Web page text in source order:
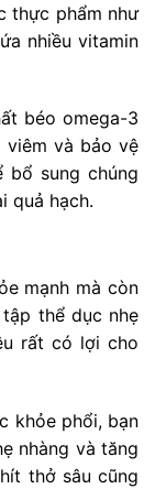
thực phẩm như
nhiều vitamin
béo omega-3
viêm và bảo vệ
bổ sung chúng
quả hạch.
mạnh mà còn
thể dục nhẹ
rất có lợi cho
khỏe phổi, bạn
nhàng và tăng
thở sâu cũng